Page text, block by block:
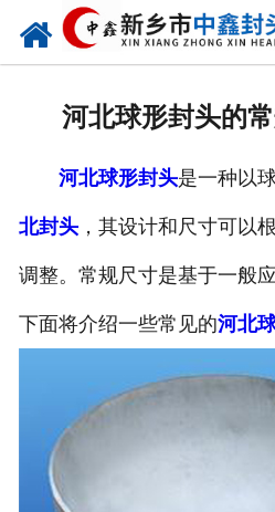
河北球形封头的
河北球形封头是一种以
北封头，其设计和尺寸可以
调整。常规尺寸是基于一般
下面将介绍一些常见的河北